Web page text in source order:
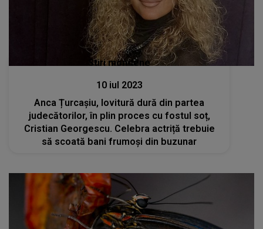
Stiri mondene
10 iul 2023
Anca Țurcașiu, lovitură dură din partea
judecătorilor, în plin proces cu fostul soț,
Cristian Georgescu. Celebra actriță trebuie
să scoată bani frumoși din buzunar